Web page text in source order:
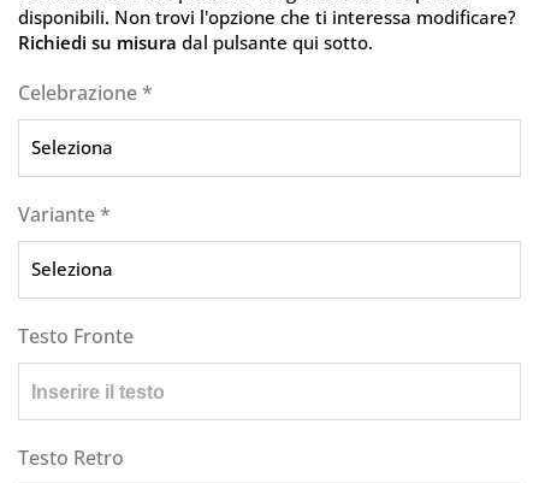
disponibili. Non trovi l'opzione che ti interessa modificare?
Richiedi su misura dal pulsante qui sotto.
Celebrazione*
Variante*
Testo Fronte
Testo Retro